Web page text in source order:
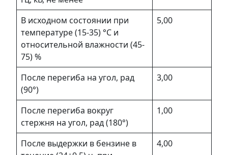
В исходном состоянии при
температуре (15-35) °С и
относительной влажности (45-
75) %
5,00
После перегиба на угол, рад
(90°)
3,00
После перегиба вокруг
стержня на угол, рад (180°)
1,00
После выдержки в бензине в
4,00